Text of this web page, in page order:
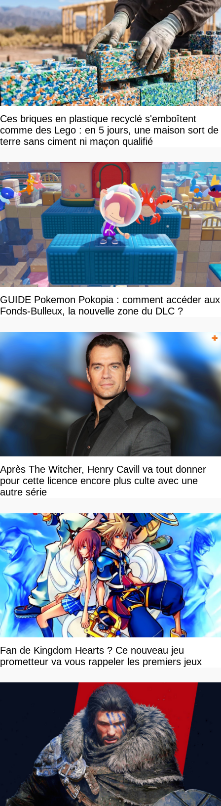
Ces briques en plastique recyclé s'emboîtent
comme des Lego : en 5 jours, une maison sort de
terre sans ciment ni maçon qualifié
GUIDE Pokemon Pokopia : comment accéder aux
Fonds-Bulleux, la nouvelle zone du DLC ?
Après The Witcher, Henry Cavill va tout donner
pour cette licence encore plus culte avec une
autre série
Fan de Kingdom Hearts ? Ce nouveau jeu
prometteur va vous rappeler les premiers jeux